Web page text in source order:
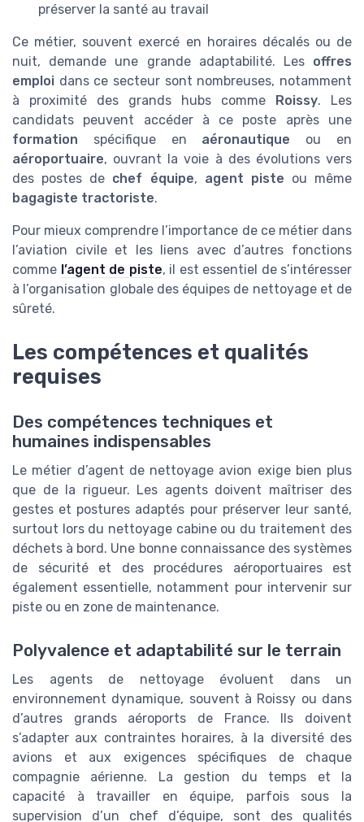
préserver la santé au travail
Ce métier, souvent exercé en horaires décalés ou de
nuit, demande une grande adaptabilité. Les offres
emploi dans ce secteur sont nombreuses, notamment
à proximité des grands hubs comme Roissy. Les
candidats peuvent accéder à ce poste après une
formation spécifique en aéronautique ou en
aéroportuaire, ouvrant la voie à des évolutions vers
des postes de chef équipe, agent piste ou même
bagagiste tractoriste.
Pour mieux comprendre l’importance de ce métier dans
l’aviation civile et les liens avec d’autres fonctions
comme l’agent de piste, il est essentiel de s’intéresser
à l’organisation globale des équipes de nettoyage et de
sûreté.
Les compétences et qualités
requises
Des compétences techniques et
humaines indispensables
Le métier d’agent de nettoyage avion exige bien plus
que de la rigueur. Les agents doivent maîtriser des
gestes et postures adaptés pour préserver leur santé,
surtout lors du nettoyage cabine ou du traitement des
déchets à bord. Une bonne connaissance des systèmes
de sécurité et des procédures aéroportuaires est
également essentielle, notamment pour intervenir sur
piste ou en zone de maintenance.
Polyvalence et adaptabilité sur le terrain
Les agents de nettoyage évoluent dans un
environnement dynamique, souvent à Roissy ou dans
d’autres grands aéroports de France. Ils doivent
s’adapter aux contraintes horaires, à la diversité des
avions et aux exigences spécifiques de chaque
compagnie aérienne. La gestion du temps et la
capacité à travailler en équipe, parfois sous la
supervision d’un chef d’équipe, sont des qualités